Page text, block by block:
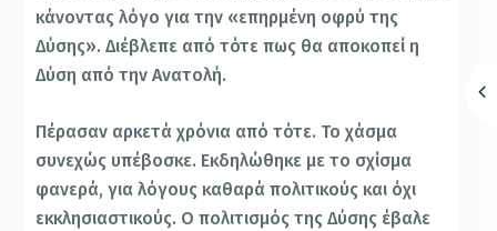
κάνοντας λόγο για την «επηρμένη οφρύ της
Δύσης». Διέβλεπε από τότε πως θα αποκοπεί η
Δύση από την Ανατολή.
Πέρασαν αρκετά χρόνια από τότε. Το χάσμα
συνεχώς υπέβοσκε. Εκδηλώθηκε με το σχίσμα
φανερά, για λόγους καθαρά πολιτικούς και όχι
εκκλησιαστικούς. Ο πολιτισμός της Δύσης έβαλε